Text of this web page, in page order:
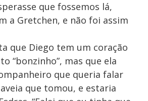
que fossemos lá,
a Gretchen, e não foi assim
que Diego tem um coração
“bonzinho”, mas que ela
que queria falar
que tomou, e estaria